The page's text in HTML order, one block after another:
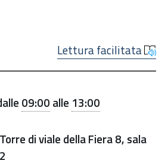
Lettura facilitata
regione/2026/psicologia-
09:00 alle 13:00
di viale della Fiera 8, sala